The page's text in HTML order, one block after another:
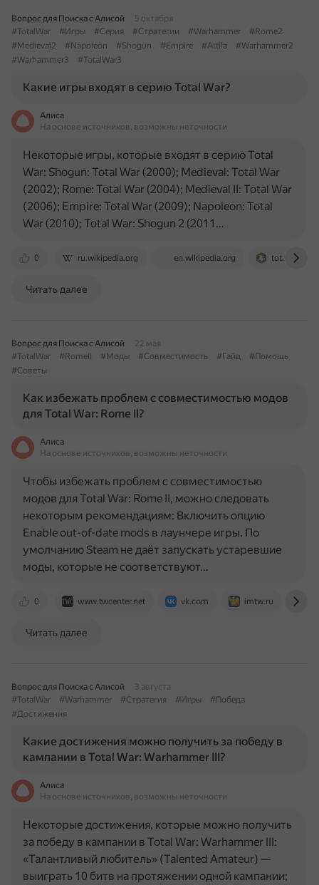
Вопрос для Поиска с Алисой
5 октября
#TotalWar
#Игры #Серия #Стратегии #Warhammer
#Rome2
#Medieval2
#Napoleon #Shogun #Empire #Attila
#Warhammer2
#Warhammer3
#TotalWar3
Какие игры входят в серию Total War?
Алиса
На основе источников, возможны неточности
0 ru.wikipedia.org en.wikipedia.org
Некоторые игры, которые входят в серию Total
War: Shogun: Total War (2000); Medieval: Total War
(2002); Rome: Total War (2004); Medieval II: Total War
(2006); Empire: Total War (2009); Napoleon: Total
War (2010); Total War: Shogun 2 (2011…
Читать далее
Вопрос для Поиска с Алисой
22 мая
#TotalWar
#RomeII #Моды #Совместимость #Гайд
#Помощь
#Советы
Как избежать проблем с совместимостью модов
для Total War: Rome II?
Алиса
На основе источников, возможны неточности
0 www.twcenter.net vk.com imtw.ru
Чтобы избежать проблем с совместимостью
модов для Total War: Rome II, можно следовать
некоторым рекомендациям: Включить опцию
Enable out-of-date mods в лаунчере игры. По
умолчанию Steam не даёт запускать устаревшие
моды, которые не соответствуют…
Читать далее
Вопрос для Поиска с Алисой
3 августа
#TotalWar
#Warhammer #Стратегия #Игры
#Победа
#Достижения
Какие достижения можно получить за победу в
кампании в Total War: Warhammer III?
Алиса
На основе источников, возможны неточности
Некоторые достижения, которые можно получить
за победу в кампании в Total War: Warhammer III:
«Талантливый любитель» (Talented Amateur) —
выиграть 10 битв на протяжении одной кампании;